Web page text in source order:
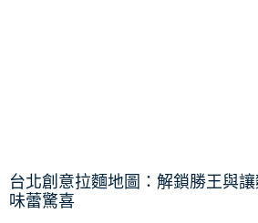
台北創意拉麵地圖：解鎖勝王與
味蕾驚喜